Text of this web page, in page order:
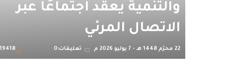
والتنمية يعقد اجتماعًا عبر
الاتصال المرئي
22 محرّم 1448 هـ - 7 يوليو 2026 م تعليقات:0 19418